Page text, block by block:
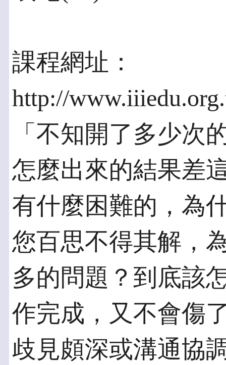
課程網址：
http://
「不知開了多少次
怎麼出來的結果差
有什麼困難的，為
您百思不得其解，
多的問題？到底該
作完成，又不會傷
歧見頗深或溝通協